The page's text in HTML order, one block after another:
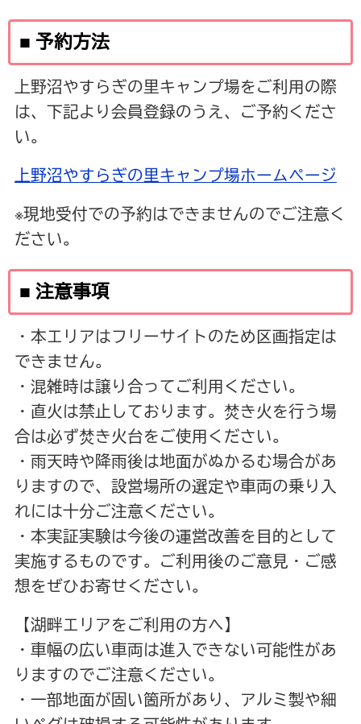
■ 予約方法
上野沼やすらぎの里キャンプ場をご利用の際
は、下記より会員登録のうえ、ご予約くださ
い。
上野沼やすらぎの里キャンプ場ホームページ
※現地受付での予約はできませんのでご注意く
ださい。
■ 注意事項
・本エリアはフリーサイトのため区画指定は
できません。
・混雑時は譲り合ってご利用ください。
・直火は禁止しております。焚き火を行う場
合は必ず焚き火台をご使用ください。
・雨天時や降雨後は地面がぬかるむ場合があ
りますので、設営場所の選定や車両の乗り入
れには十分ご注意ください。
・本実証実験は今後の運営改善を目的として
実施するものです。ご利用後のご意見・ご感
想をぜひお寄せください。
【湖畔エリアをご利用の方へ】
・車幅の広い車両は進入できない可能性があ
りますのでご注意ください。
・一部地面が固い箇所があり、アルミ製や細